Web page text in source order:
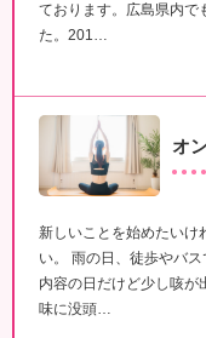
ております。広島県内で
た。201…
オ
新しいことを始めたいけ
い。 雨の日、徒歩やバ
内容の日だけど少し咳が
味に没頭…